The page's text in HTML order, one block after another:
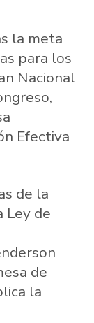
la meta
para los
Nacional
Efectiva
de la
Ley de
de
la